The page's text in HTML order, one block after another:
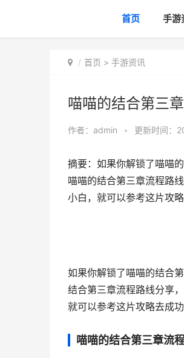
首页 手游
首页 > 手游资讯
喵喵的结合第三
作者： admin • 更新时间：
摘要：如果你解锁了喵喵
喵喵的结合第三章流程路
小白，就可以参考这片攻
如果你解锁了喵喵的结合
结合第三章流程路线分享
就可以参考这片攻略去成功
喵喵的结合第三章流